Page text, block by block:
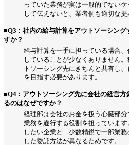
っていた業務が実は一般的でない
して伝えないと、業者側も適切な提
■Q3：社内の給与計算をアウトソーシング
すか？
給与計算を一手に担っている場合
していることが少なくありません
トソーシング先にきちんと共有し
を目指す必要があります。
■Q4：アウトソーシング先に会社の経営
るのはなぜですか？
経理部は会社のお金を扱う心臓部
業務を遂行する役割を担っていま
したい企業と、少数精鋭で一部業
した委託方法が異なるためです。